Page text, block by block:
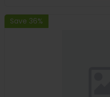
Save 36%